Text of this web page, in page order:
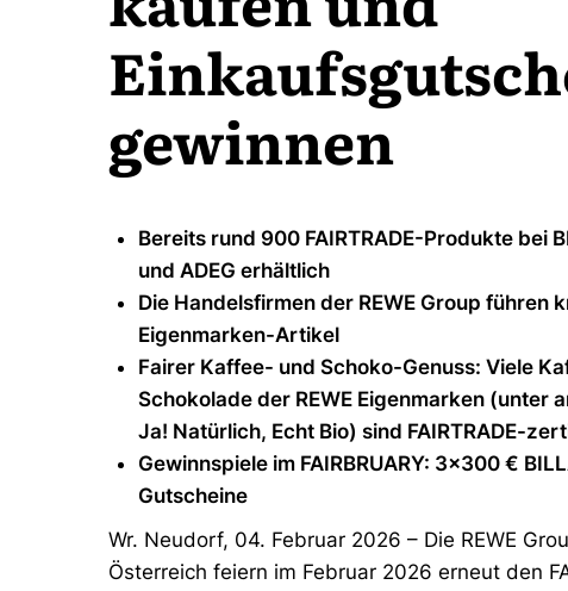
gewinnen
Bereits rund 900 FAIRTRADE-Produkte bei
und ADEG erhältlich
Die Handelsfirmen der REWE Group führen
Eigenmarken-Artikel
Fairer Kaffee- und Schoko-Genuss: Viele
Schokolade der REWE Eigenmarken (unter
Ja! Natürlich, Echt Bio) sind FAIRTRADE-
Gewinnspiele im FAIRBRUARY: 3×300 €
Gutscheine
Wr. Neudorf, 04. Februar 2026 – Die REWE
Österreich feiern im Februar 2026 erneut den